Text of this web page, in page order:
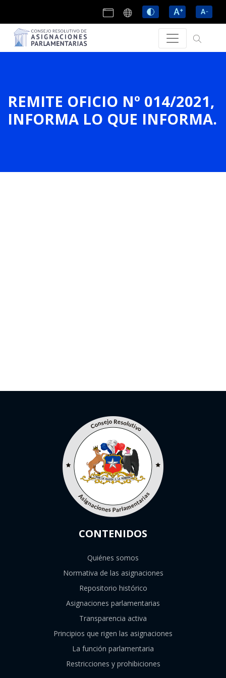
REMITE OFICIO Nº 014/2021,
INFORMA LO QUE INFORMA.
CONTENIDOS
Quiénes somos
Normativa de las asignaciones
Repositorio histórico
Asignaciones parlamentarias
Transparencia activa
Principios que rigen las asignaciones
La función parlamentaria
Restricciones y prohibiciones